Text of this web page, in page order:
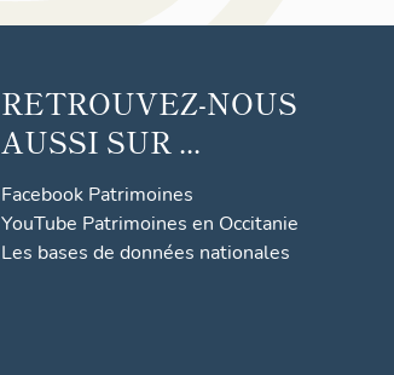
RETROUVEZ-NOUS
AUSSI SUR ...
Facebook Patrimoines
YouTube Patrimoines en Occitanie
Les bases de données nationales